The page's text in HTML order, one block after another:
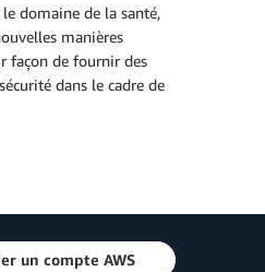
domaine de la santé,
manières
façon de fournir des
dans le cadre de
un compte AWS